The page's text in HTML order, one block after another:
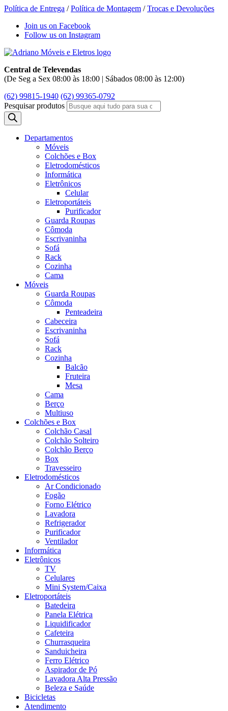
Política de Entrega /Política de Montagem /Trocas e Devoluções
Join us on Facebook
Follow us on Instagram
Central de Televendas
(De Seg a Sex 08:00 às 18:00 | Sábados 08:00 às 12:00)
(62) 99815-1940 (62) 99365-0792
Pesquisar produtos
Departamentos
Móveis
Colchões e Box
Eletrodomésticos
Informática
Eletrônicos
Celular
Eletroportáteis
Purificador
Guarda Roupas
Cômoda
Escrivaninha
Sofá
Rack
Cozinha
Cama
Móveis
Guarda Roupas
Cômoda
Penteadeira
Cabeceira
Escrivaninha
Sofá
Rack
Cozinha
Balcão
Fruteira
Mesa
Cama
Berço
Multiuso
Colchões e Box
Colchão Casal
Colchão Solteiro
Colchão Berço
Box
Travesseiro
Eletrodomésticos
Ar Condicionado
Fogão
Forno Elétrico
Lavadora
Refrigerador
Purificador
Ventilador
Informática
Eletrônicos
TV
Celulares
Mini System/Caixa
Eletroportáteis
Batedeira
Panela Elétrica
Liquidificador
Cafeteira
Churrasqueira
Sanduicheira
Ferro Elétrico
Aspirador de Pó
Lavadora Alta Pressão
Beleza e Saúde
Bicicletas
Atendimento